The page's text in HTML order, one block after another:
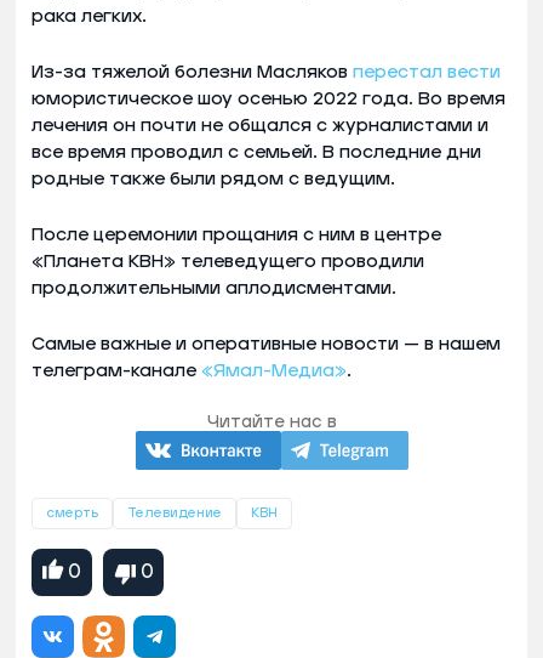
рака легких.
Из-за тяжелой болезни Масляков перестал вести
юмористическое шоу осенью 2022 года. Во время
лечения он почти не общался с журналистами и
все время проводил с семьей. В последние дни
родные также были рядом с ведущим.
После церемонии прощания с ним в центре
«Планета КВН» телеведущего проводили
продолжительными аплодисментами.
Самые важные и оперативные новости — в нашем
телеграм-канале «Ямал-Медиа».
Читайте нас в
смерть Телевидение КВН
0 0